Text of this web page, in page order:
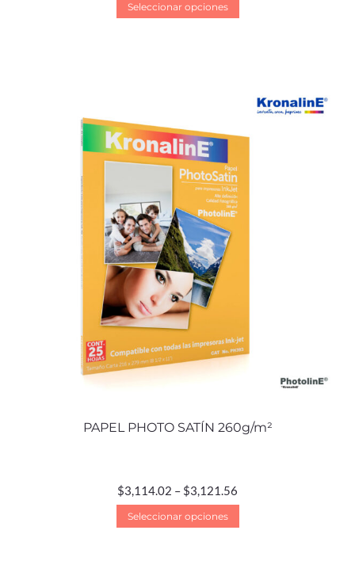
Seleccionar opciones
PAPEL PHOTO SATÍN 260g/m²
$3,114.02 – $3,121.56
Seleccionar opciones